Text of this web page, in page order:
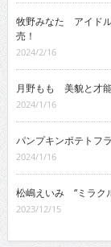
牧野みなた アイド
売！
2024/2/16
月野もも 美貌と才能
2024/1/16
パンプキンポテトフ
2024/1/16
松嶋えいみ “ミラク
2023/12/15